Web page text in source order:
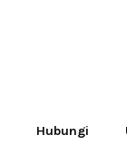
Hubungi